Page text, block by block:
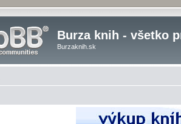
Burza knih - všetko
Burzaknih.sk